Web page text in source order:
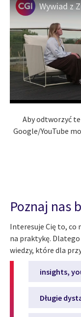
Wywiad z
Aby odtworzyć
Google/YouTube
Poznaj nas
Interesuje Cię to, co
na praktykę. Dlatego
wiedzy, które dla
insights,
Długie